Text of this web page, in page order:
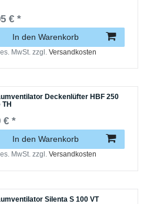
€ *
In den Warenkorb
MwSt. zzgl.Versandkosten
Deckenlüfter HBF 250
€ *
In den Warenkorb
MwSt. zzgl.Versandkosten
Silenta S 100 VT